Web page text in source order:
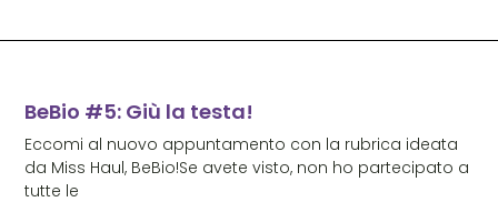
BeBio #5: Giù la testa!
Eccomi al nuovo appuntamento con la rubrica ideata
da Miss Haul, BeBio!Se avete visto, non ho partecipato a
tutte le